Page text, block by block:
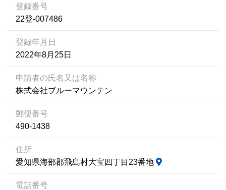
登録番号
22登-007486
登録年月日
2022年8月25日
申請者の氏名又は名称
株式会社ブルーマウンテン
郵便番号
490-1438
住所
愛知県海部郡飛島村大宝四丁目23番地
電話番号